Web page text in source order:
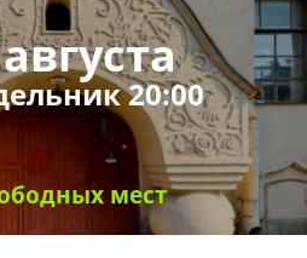
20:00
мест